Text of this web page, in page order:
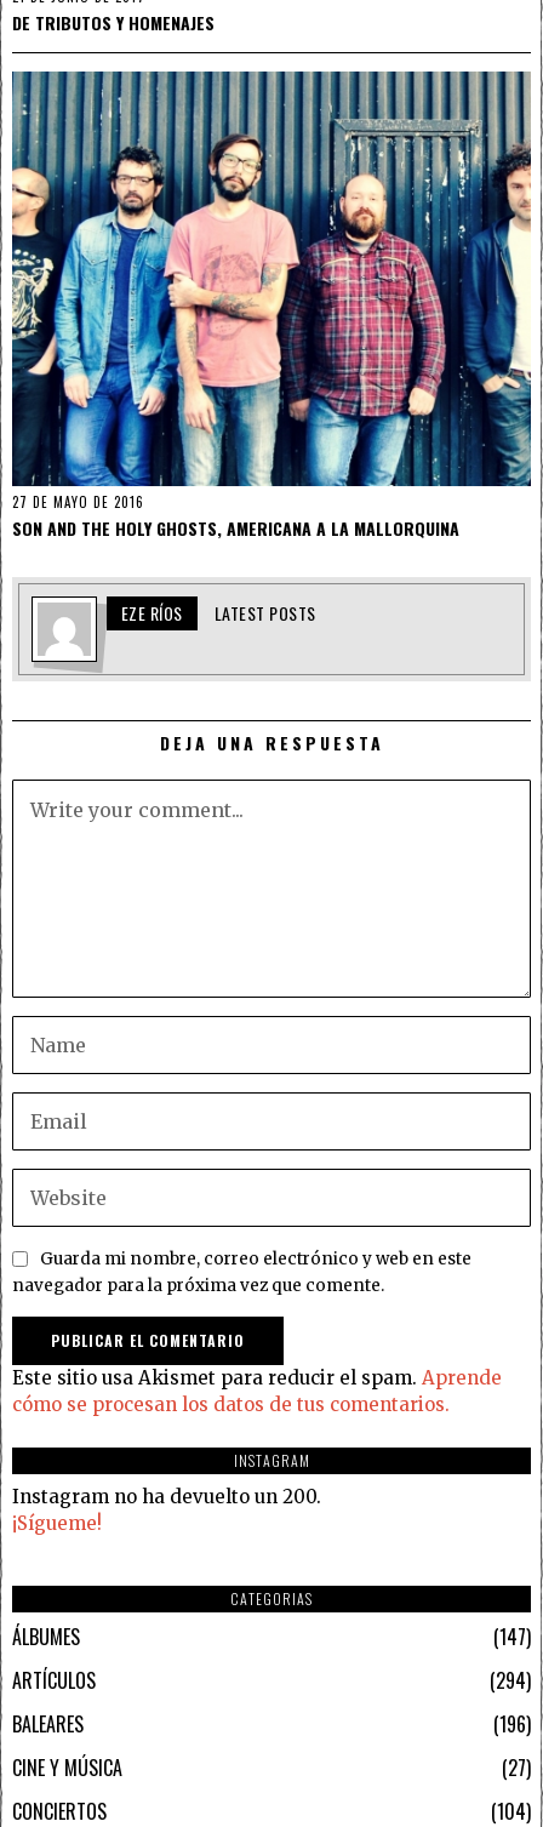
DE TRIBUTOS Y HOMENAJES
27 DE MAYO DE 2016
SON AND THE HOLY GHOSTS, AMERICANA A LA MALLORQUINA
EZE RÍOS LATEST POSTS
DEJA UNA RESPUESTA
Guarda mi nombre, correo electrónico y web en este
navegador para la próxima vez que comente.
Este sitio usa Akismet para reducir el spam. Aprende
cómo se procesan los datos de tus comentarios.
INSTAGRAM
Instagram no ha devuelto un 200.
¡Sígueme!
CATEGORIAS
ÁLBUMES
147
ARTÍCULOS
294
BALEARES
196
CINE Y MÚSICA
27
CONCIERTOS
104